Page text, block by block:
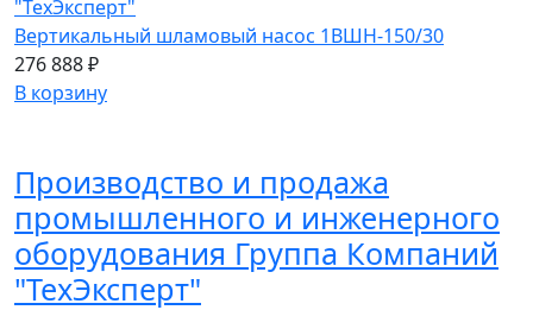
Вертикальный шламовый насос 1ВШН-150/30
276 888 ₽
В корзину
Производство и продажа
промышленного и инженерного
оборудования Группа Компаний
"ТехЭксперт"